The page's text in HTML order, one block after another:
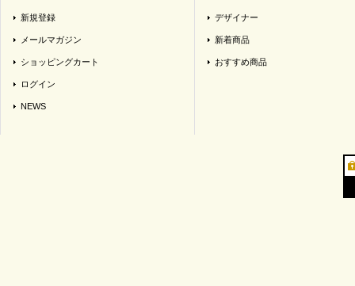
新規登録
メールマガジン
ショッピングカート
ログイン
NEWS
デザイナー
新着商品
おすすめ商品